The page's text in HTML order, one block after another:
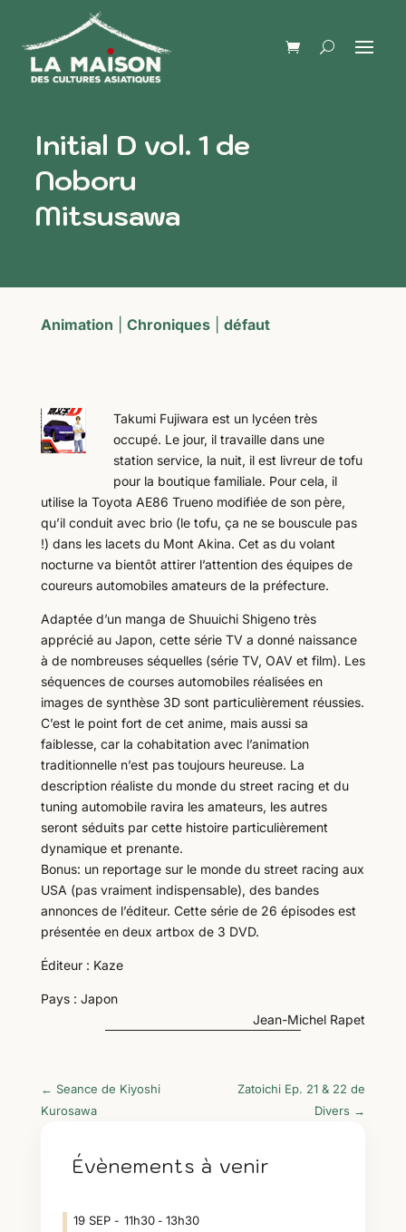
Initial D vol. 1 de
Noboru
Mitsusawa
Animation Chroniques| défaut
Takumi Fujiwara est un lycéen très
occupé. Le jour, il travaille dans une
station service, la nuit, il est livreur de tofu
pour la boutique familiale. Pour cela, il
utilise la Toyota AE86 Trueno modifiée de son père,
qu’il conduit avec brio (le tofu, ça ne se bouscule pas
!) dans les lacets du Mont Akina. Cet as du volant
nocturne va bientôt attirer l’attention des équipes de
coureurs automobiles amateurs de la préfecture.
Adaptée d’un manga de Shuuichi Shigeno très
apprécié au Japon, cette série TV a donné naissance
à de nombreuses séquelles (série TV, OAV et film). Les
séquences de courses automobiles réalisées en
images de synthèse 3D sont particulièrement réussies.
C’est le point fort de cet anime, mais aussi sa
faiblesse, car la cohabitation avec l’animation
traditionnelle n’est pas toujours heureuse. La
description réaliste du monde du street racing et du
tuning automobile ravira les amateurs, les autres
seront séduits par cette histoire particulièrement
dynamique et prenante.
Bonus: un reportage sur le monde du street racing aux
USA (pas vraiment indispensable), des bandes
annonces de l’éditeur. Cette série de 26 épisodes est
présentée en deux artbox de 3 DVD.
Éditeur : Kaze
Pays : Japon
Jean-Michel Rapet
← Seance de Kiyoshi
Kurosawa
Zatoichi Ep. 21 & 22 de
Divers →
Évènements à venir
19 SEP 11h30- 13h30